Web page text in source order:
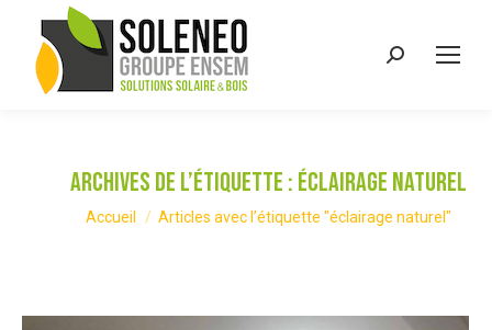
Recherche
Archives de l’étiquette : éclairage naturel
Vous êtes ici :
Accueil Articles avec l’étiquette "éclairage naturel"